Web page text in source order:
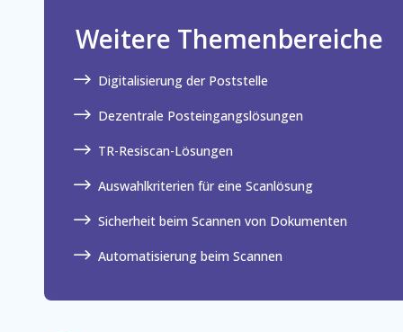
Weitere Themenbereiche
$ Digitalisierung der Poststelle
$ Dezentrale Posteingangslösungen
$ TR-Resiscan-Lösungen
$ Auswahlkriterien für eine Scanlösung
$ Sicherheit beim Scannen von Dokumenten
$ Automatisierung beim Scannen